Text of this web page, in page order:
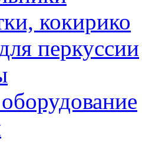
кокирико
перкуссии